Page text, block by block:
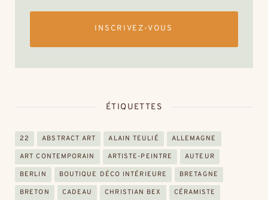
INSCRIVEZ-VOUS
ÉTIQUETTES
22 ABSTRACT ART ALAIN TEULIÉ ALLEMAGNE
ART CONTEMPORAIN ARTISTE-PEINTRE AUTEUR
BERLIN BOUTIQUE DÉCO INTÉRIEURE BRETAGNE
BRETON CADEAU CHRISTIAN BEX CÉRAMISTE